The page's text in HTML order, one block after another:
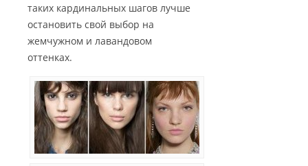
таких кардинальных шагов лучше
остановить свой выбор на
жемчужном и лавандовом
оттенках.